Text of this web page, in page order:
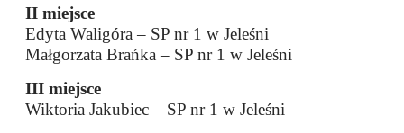
II miejsce
Edyta Waligóra – SP nr 1 w Jeleśni
Małgorzata Brańka – SP nr 1 w Jeleśni
III miejsce
Wiktoria Jakubiec – SP nr 1 w Jeleśni